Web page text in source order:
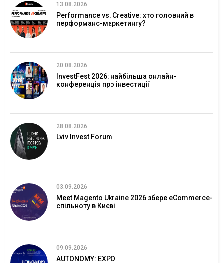
13.08.2026
Performance vs. Creative: хто головний в
перформанс-маркетингу?
20.08.2026
InvestFest 2026: найбільша онлайн-
конференція про інвестиції
28.08.2026
Lviv Invest Forum
03.09.2026
Meet Magento Ukraine 2026 збере eCommerce-
спільноту в Києві
09.09.2026
AUTONOMY: EXPO